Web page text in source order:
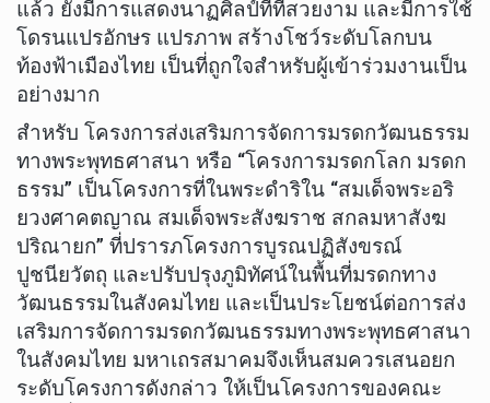
แล้ว ยังมีการแสดงนาฏศิลป์ที่ที่สวยงาม และมีการใช้
โดรนแปรอักษร แปรภาพ สร้างโชว์ระดับโลกบน
ท้องฟ้าเมืองไทย เป็นที่ถูกใจสำหรับผู้เข้าร่วมงานเป็น
อย่างมาก
สำหรับ โครงการส่งเสริมการจัดการมรดกวัฒนธรรม
ทางพระพุทธศาสนา หรือ “โครงการมรดกโลก มรดก
ธรรม” เป็นโครงการที่ในพระดำริใน “สมเด็จพระอริ
ยวงศาคตญาณ สมเด็จพระสังฆราช สกลมหาสังฆ
ปริณายก” ที่ปรารภโครงการบูรณปฏิสังขรณ์
ปูชนียวัตถุ และปรับปรุงภูมิทัศน์ในพื้นที่มรดกทาง
วัฒนธรรมในสังคมไทย และเป็นประโยชน์ต่อการส่ง
เสริมการจัดการมรดกวัฒนธรรมทางพระพุทธศาสนา
ในสังคมไทย มหาเถรสมาคมจึงเห็นสมควรเสนอยก
ระดับโครงการดังกล่าว ให้เป็นโครงการของคณะ